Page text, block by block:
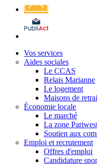
Affichage
légal
Vos services
Aides sociales
Le CCAS
Relais Marianne
Le logement
Maisons de
Économie locale
Le marché
La zone
Soutien aux
Emploi et recrutement
Offres d'emploi
Candidature